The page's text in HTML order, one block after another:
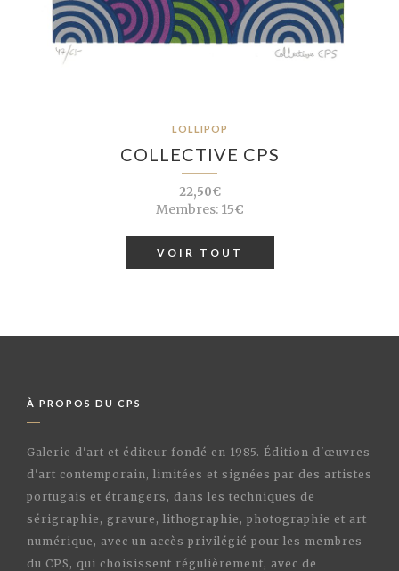
LOLLIPOP
COLLECTIVE CPS
22,50€
Membres:15€
VOIR TOUT
À PROPOS DU CPS
Galerie d'art et éditeur fondé en 1985. Édition d'œuvres
d'art contemporain, limitées et signées par des artistes
portugais et étrangers, dans les techniques de
sérigraphie, gravure, lithographie, photographie et art
numérique, avec un accès privilégié pour les membres
du CPS, qui choisissent régulièrement, avec de